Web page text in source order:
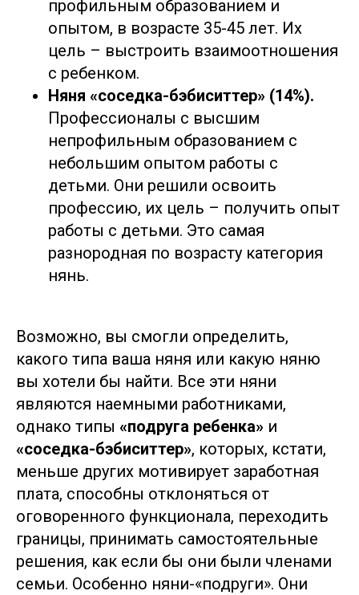
профильным образованием и
опытом, в возрасте 35-45 лет. Их
цель – выстроить взаимоотношения
с ребенком.
Няня «соседка-бэбиситтер» (14%).
Профессионалы с высшим
непрофильным образованием с
небольшим опытом работы с
детьми. Они решили освоить
профессию, их цель – получить опыт
работы с детьми. Это самая
разнородная по возрасту категория
нянь.
Возможно, вы смогли определить,
какого типа ваша няня или какую няню
вы хотели бы найти. Все эти няни
являются наемными работниками,
однако типы «подруга ребенка» и
«соседка-бэбиситтер», которых, кстати,
меньше других мотивирует заработная
плата, способны отклоняться от
оговоренного функционала, переходить
границы, принимать самостоятельные
решения, как если бы они были членами
семьи. Особенно няни-«подруги». Они